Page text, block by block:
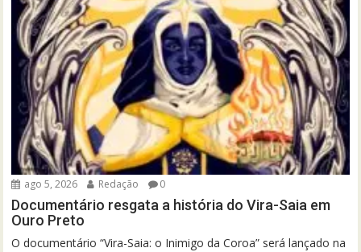
ago 5, 2026 Redação 0
Documentário resgata a história do Vira-Saia em
Ouro Preto
O documentário “Vira-Saia: o Inimigo da Coroa” será lançado na